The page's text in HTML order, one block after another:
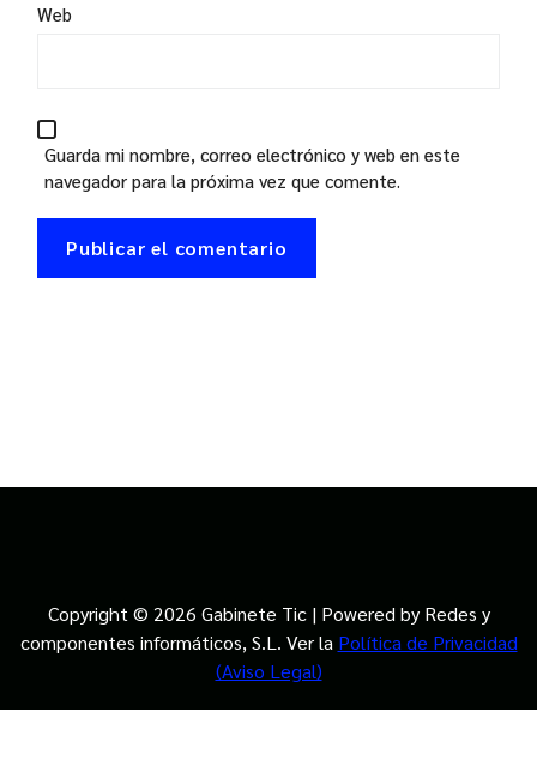
Web
Guarda mi nombre, correo electrónico y web en este
navegador para la próxima vez que comente.
Copyright © 2026 Gabinete Tic | Powered by Redes y
componentes informáticos, S.L. Ver la Política de Privacidad
(Aviso Legal)